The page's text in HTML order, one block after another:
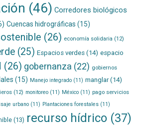
(46) Corredores biológicos
Cuencas hidrográficas (15)
(26) economía solidaria (12)
(25) Espacios verdes(14) espacio
(26) gobernanza (22) gobiernos
(15) Manejo integrado(11) manglar(14)
(12) monitoreo(11) México(11) pago servicios
urbano(11) Plantaciones forestales(11)
(13) recurso hídrico(37)